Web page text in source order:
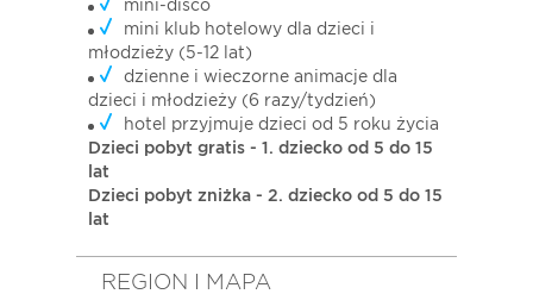
mini-disco
mini klub hotelowy dla dzieci i
młodzieży (5-12 lat)
dzienne i wieczorne animacje dla
dzieci i młodzieży (6 razy/tydzień)
hotel przyjmuje dzieci od 5 roku życia
Dzieci pobyt gratis - 1. dziecko od 5 do 15
lat
Dzieci pobyt zniżka - 2. dziecko od 5 do 15
lat
REGION I MAPA